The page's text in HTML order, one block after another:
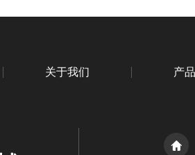
关于我们 产